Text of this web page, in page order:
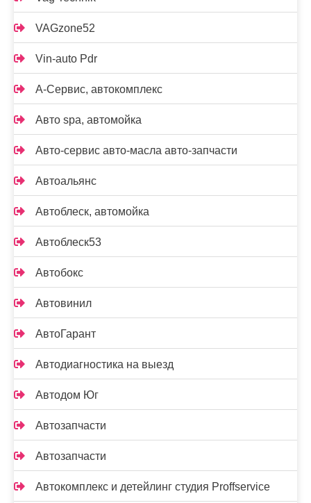
VAGzone52
Vin-auto Pdr
А-Сервис, автокомплекс
Авто spa, автомойка
Авто-сервис авто-масла авто-запчасти
Автоальянс
Автоблеск, автомойка
Автоблеск53
Автобокс
Автовинил
АвтоГарант
Автодиагностика на выезд
Автодом Юг
Автозапчасти
Автозапчасти
Автокомплекс и детейлинг студия Proffservice